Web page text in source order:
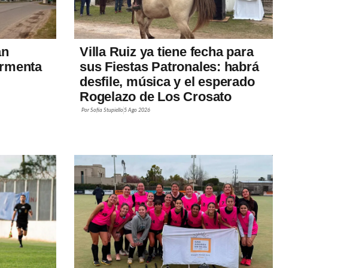
Villa Ruiz ya tiene fecha para
sus Fiestas Patronales: habrá
desfile, música y el esperado
Rogelazo de Los Crosato
Por Sofía Stupiello 5 Ago 2026